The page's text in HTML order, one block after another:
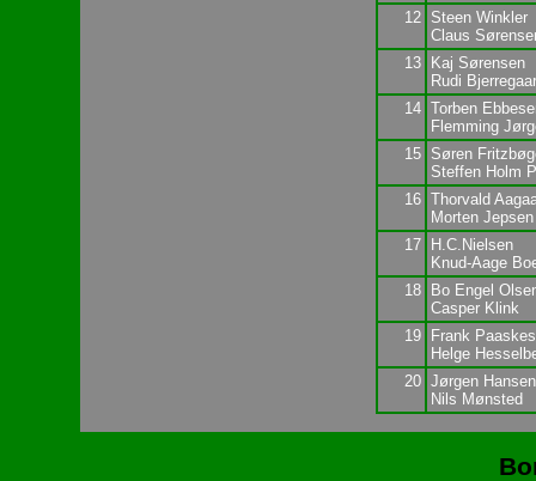
12 Steen Winkler
Claus
13
Kaj Sørensen
Rudi
14 Torben
Flemming
15 Søren
Steffen Holm
16 Thorvald
Morten Jepsen
17
H.C.Nielsen
Knud-Aage
18
Bo Engel
Casper Klink
19
Frank
Helge
20 Jørgen Hansen
Nils Mønsted